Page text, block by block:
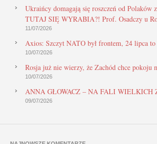
Ukraińcy domagają się roszczeń od Polaków
TUTAJ SIĘ WYRABIA?! Prof. Osadczy u
11/07/2026
Axios: Szczyt NATO był frontem, 24 lipca
10/07/2026
Rosja już nie wierzy, że Zachód chce pokoju
10/07/2026
ANNA GŁOWACZ – NA FALI WIELKICH
09/07/2026